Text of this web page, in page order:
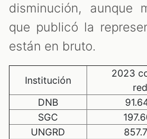
disminución, aunque
que publicó la
están en bruto.
Institución
2023
DNB
SGC
UNGRD